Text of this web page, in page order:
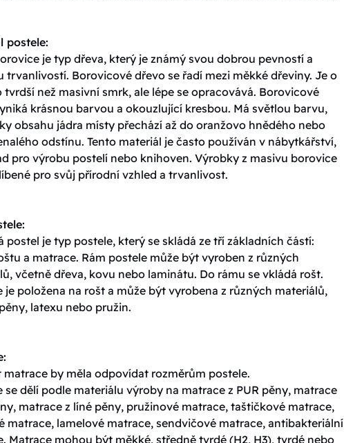
postele:
je typ dřeva, který je známý svou dobrou pevností a
trvanlivostí. Borovicové dřevo se řadí mezi měkké dřeviny. Je o
tvrdší než masivní smrk, ale lépe se opracovává. Borovicové
krásnou barvou a okouzlující kresbou. Má světlou barvu,
obsahu jádra místy přechází až do oranžovo hnědého nebo
odstínu. Tento materiál je často používán v nábytkářství,
pro výrobu postelí nebo knihoven. Výrobky z masivu borovice
pro svůj přírodní vzhled a trvanlivost.
postel je typ postele, který se skládá ze tří základních částí:
a matrace. Rám postele může být vyroben z různých
včetně dřeva, kovu nebo laminátu. Do rámu se vkládá rošt.
je položena na rošt a může být vyrobena z různých materiálů,
latexu nebo pružin.
matrace by měla odpovídat rozměrům postele.
se dělí podle materiálu výroby na matrace z PUR pěny, matrace
matrace z líné pěny, pružinové matrace, taštičkové matrace,
matrace, lamelové matrace, sendvičové matrace, antibakteriální
Matrace mohou být měkké, středně tvrdé (H2, H3), tvrdé nebo